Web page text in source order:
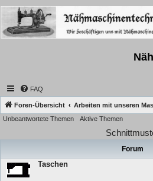
FAQ
Foren-Übersicht Arbeiten mit unseren
Unbeantwortete Themen Aktive Themen
Forum
Taschen